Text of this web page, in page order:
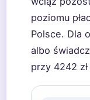
poziomu
Polsce. Dla
albo
przy 4242